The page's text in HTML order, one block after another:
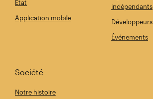
État
Application mobile
indépendants
Développeurs
Événements
Société
Notre histoire